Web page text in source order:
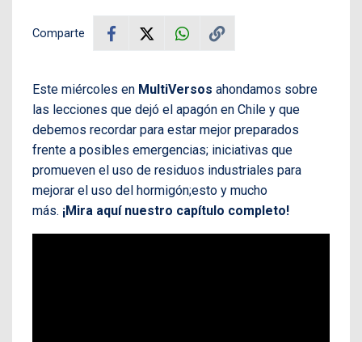
Comparte
Este miércoles en MultiVersos ahondamos sobre
las lecciones que dejó el apagón en Chile y que
debemos recordar para estar mejor preparados
frente a posibles emergencias; iniciativas que
promueven el uso de residuos industriales para
mejorar el uso del hormigón;esto y mucho
más. ¡Mira aquí nuestro capítulo completo!